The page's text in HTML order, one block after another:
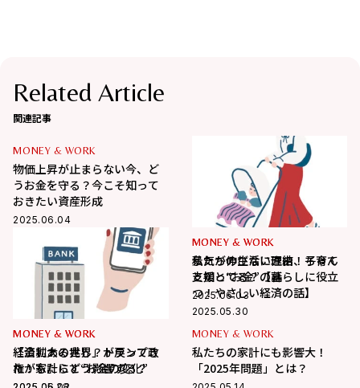
Related Article
関連記事
MONEY & WORK
物価上昇が止まらない今、ど
うお金を守る？今こそ知って
おきたい資産形成
2025.06.04
MONEY & WORK
私たちの生活に直結！子育て
支援と“お金”の話
2025.06.03
MONEY & WORK
「金利ある世界」が戻ってき
た！家計にどう影響する？
MONEY & WORK
景気が伸びない理由、ちゃん
と知ってる？【暮らしに役立
つ！やさしい経済の話】
2025.05.30
MONEY & WORK
経済拡大の兆し？トランプ政
権がもたらす“お金の変化”
MONEY & WORK
私たちの家計にも影響大！
「2025年問題」とは？